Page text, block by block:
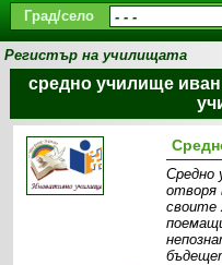
Град/село
Регистър на училищата
средно училище иван
Средно
отворя
своите